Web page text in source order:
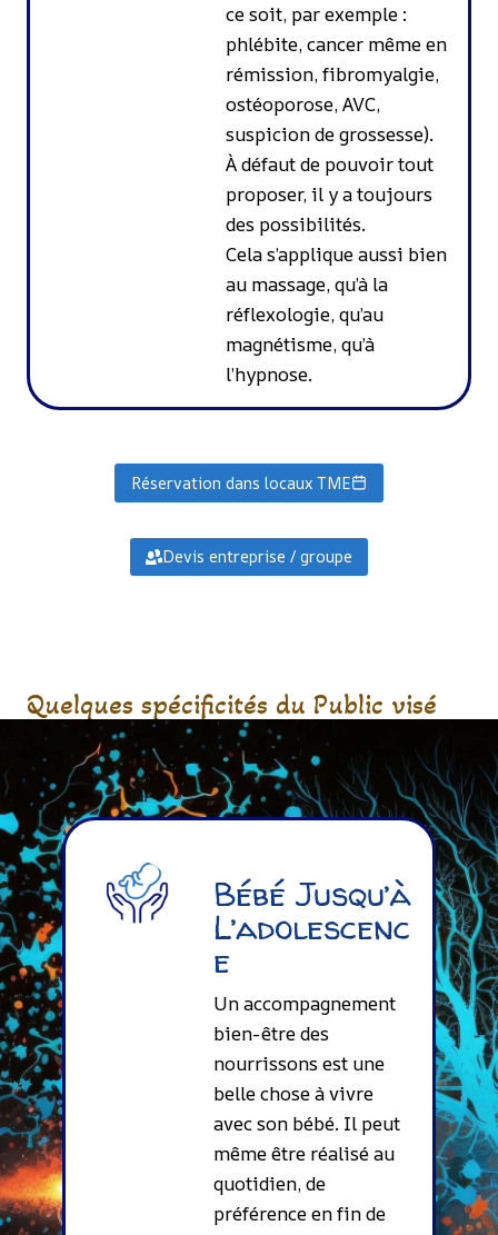
ce soit, par exemple :
phlébite, cancer même en
rémission, fibromyalgie,
ostéoporose, AVC,
suspicion de grossesse).
À défaut de pouvoir tout
proposer, il y a toujours
des possibilités.
Cela s’applique aussi bien
au massage, qu’à la
réflexologie, qu’au
magnétisme, qu’à
l’hypnose.
Réservation dans locaux TME
Devis entreprise / groupe
Quelques spécificités du Public visé
Bébé Jusqu’à
L’adolescenc
E
Un accompagnement
bien-être des
nourrissons est une
belle chose à vivre
avec son bébé. Il peut
même être réalisé au
quotidien, de
préférence en fin de